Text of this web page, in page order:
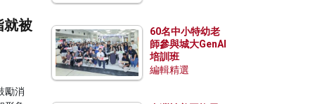
就被
勵消
60名中小特幼老
師參與城大GenAI
培訓班
編輯精選